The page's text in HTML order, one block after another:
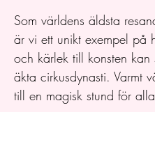
Som världens äldsta
är vi ett unikt exempel på
och kärlek till konsten kan
äkta cirkusdynasti. Varmt
till en magisk stund för